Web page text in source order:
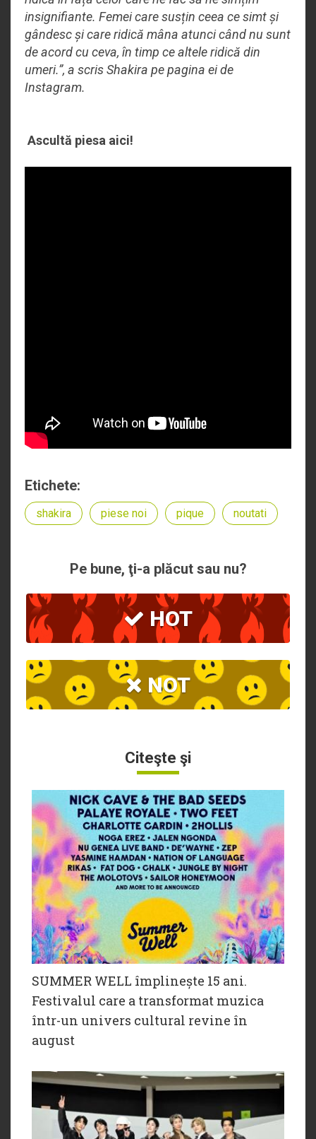
insignifiante. Femei care susțin ceea ce simt și
gândesc și care ridică mâna atunci când nu sunt
de acord cu ceva, în timp ce altele ridică din
umeri.”, a scris Shakira pe pagina ei de
Instagram.
Ascultă piesa aici!
Etichete:
shakira piese noi pique noutati
Pe bune, ţi-a plăcut sau nu?
HOT
NOT
Citeşte şi
SUMMER WELL împlinește 15 ani.
Festivalul care a transformat muzica
într-un univers cultural revine în
august